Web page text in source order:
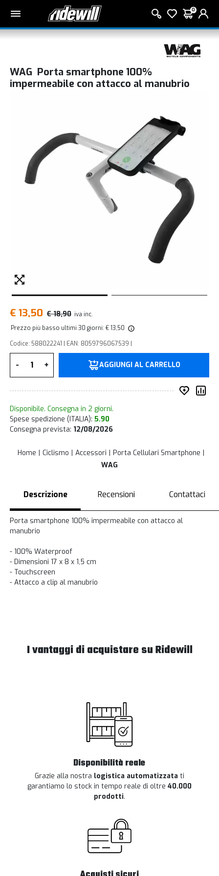
0
WAG Porta smartphone 100%
impermeabile con attacco al manubrio
€ 13,50 € 18,90 iva inc.
Prezzo più basso ultimi 30 giorni: € 13,50
Codice: 588022241 | EAN: 8059796067539 |
- + AGGIUNGI AL CARRELLO
Disponibile. Consegna in 2 giorni.
Spese spedizione (ITALIA): 5.90
Consegna prevista: 12/08/2026
Home Ciclismo Accessori
Porta Cellulari Smartphone
WAG
Descrizione Recensioni Contattaci
Porta smartphone 100% impermeabile con attacco al
manubrio
- 100% Waterproof
- Dimensioni 17 x 8 x 1,5 cm
- Touchscreen
- Attacco a clip al manubrio
I vantaggi di acquistare su Ridewill
Disponibilità reale
Grazie alla nostra logistica automatizzata ti
garantiamo lo stock in tempo reale di oltre 40.000
prodotti.